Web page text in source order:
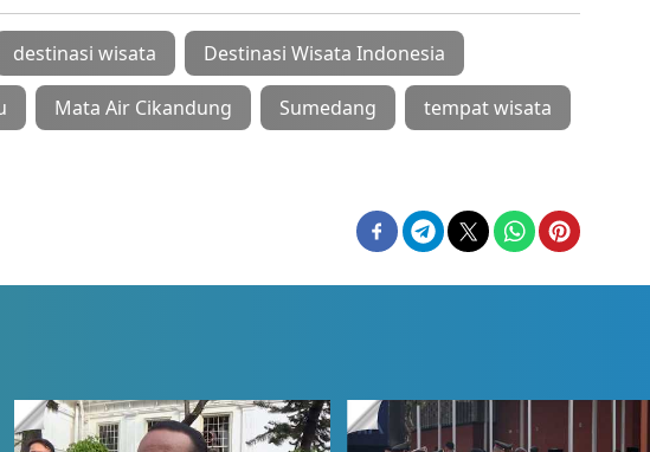
destinasi wisata Destinasi Wisata Indonesia
Mata Air Cikandung Sumedang tempat wisata